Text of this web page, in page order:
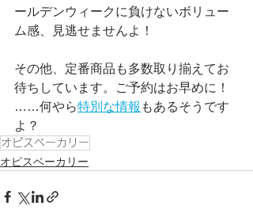
ールデンウィークに負けないボリュー
ム感、見逃せませんよ！
その他、定番商品も多数取り揃えてお
待ちしています。ご予約はお早めに！
……何やら特別な情報 もあるそうです
よ？
オピスベーカリー
オピスベーカリー